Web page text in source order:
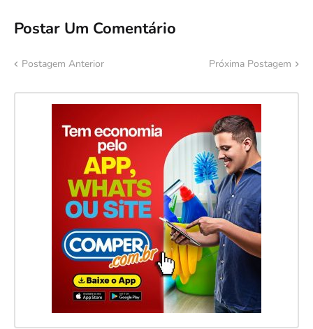
Postar Um Comentário
Postagem Anterior Próxima Postagem